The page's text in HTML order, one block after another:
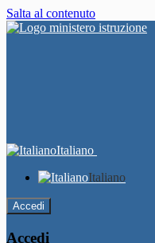
Salta al contenuto
Italiano
Italiano
Accedi
Accedi